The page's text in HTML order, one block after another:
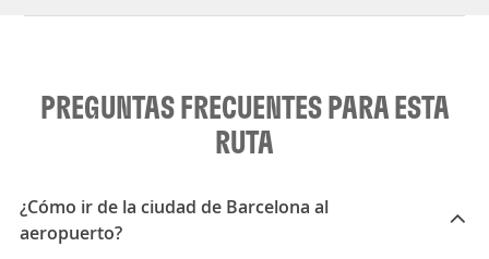
PREGUNTAS FRECUENTES PARA ESTA
RUTA
¿Cómo ir de la ciudad de Barcelona al
aeropuerto?